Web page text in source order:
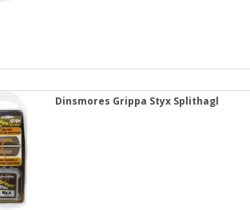
Dinsmores Grippa Styx Splithagl